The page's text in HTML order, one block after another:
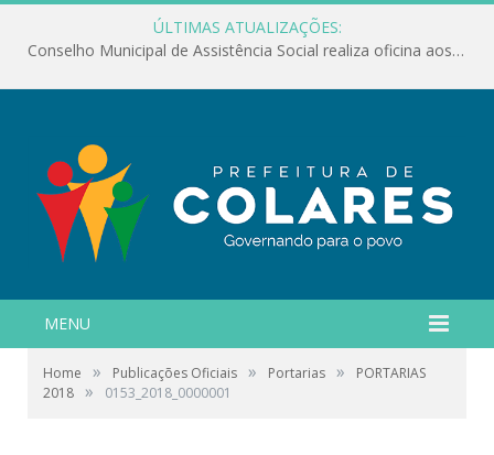
ÚLTIMAS ATUALIZAÇÕES:
Conselho Municipal de Assistência Social realiza oficina aos servidores
MENU
Home » Publicações Oficiais » Portarias »
PORTARIAS
2018 » 0153_2018_0000001